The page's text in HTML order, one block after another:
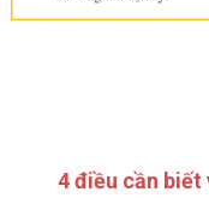
4 điều cần biết